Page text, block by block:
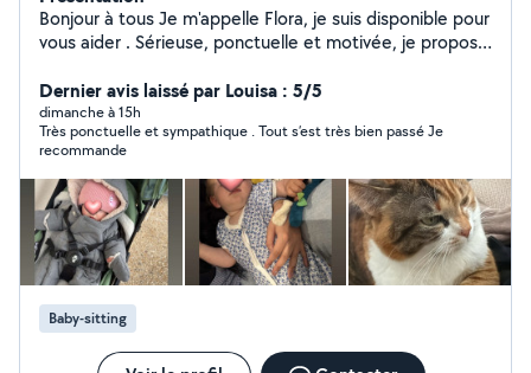
Bonjour à tous Je m'appelle Flora, je suis disponible pour
vous aider . Sérieuse, ponctuelle et motivée, je propose
à me contacter si vous avez besoin d'un coup de main !
À bientôt dans le voisinage
Dernier avis laissé par Louisa : 5/5
dimanche à 15h
Très ponctuelle et sympathique . Tout s’est très bien passé Je
recommande
Baby-sitting